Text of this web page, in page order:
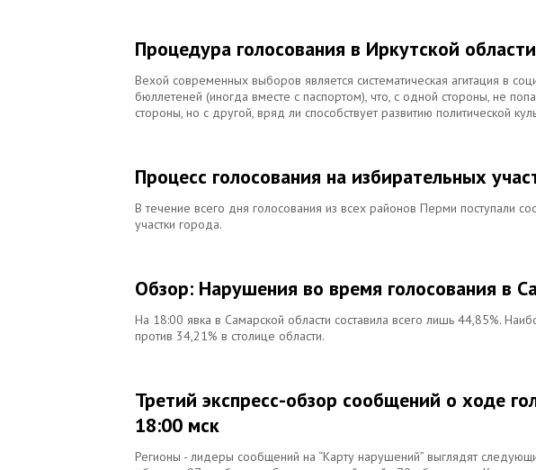
Процедура голосования в Иркутской
Вехой современных выборов является систематическая агитация в
бюллетеней (иногда вместе с паспортом), что, с одной стороны, не
стороны, но с другой, вряд ли способствует развитию политической
Процесс голосования на избирательных
В течение всего дня голосования из всех районов Перми поступали
участки города.
Обзор: Нарушения во время голосования в
На 18:00 явка в Самарской области составила всего лишь 44,85%.
против 34,21% в столице области.
Третий экспресс-обзор сообщений о ходе
18:00 мск
Регионы - лидеры сообщений на “Карту нарушений” выглядят